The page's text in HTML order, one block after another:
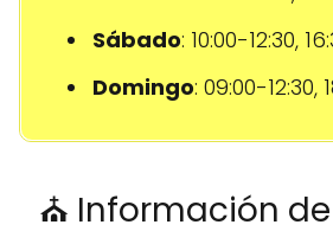
Sábado: 10:00-12:30,
Domingo: 09:00-12:30,
⛪ Información